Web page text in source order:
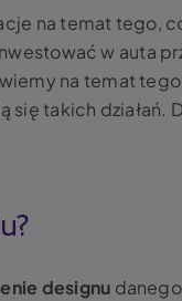
na temat tego,
w auta
na temat
takich działań.
designu